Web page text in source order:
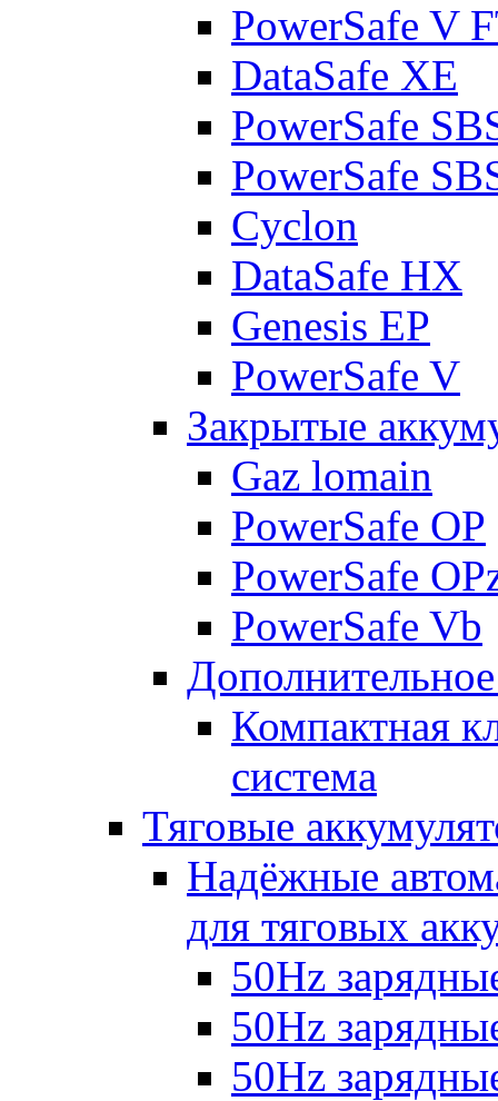
PowerSafe V
DataSafe XE
PowerSafe
PowerSafe
Cyclon
DataSafe HX
Genesis EP
PowerSafe V
Закрытые
Gaz lomain
PowerSafe OP
PowerSafe
PowerSafe Vb
Компактная
система
Тяговые
Надёжные
для тяговых
50Hz
50Hz
50Hz